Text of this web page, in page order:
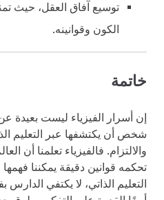
توسيع آفاق العقل، حيث
الكون وقوانينه.
خاتمة
إن أسرار الفيزياء ليست بعيدة
شخص أن يكتشفها عبر التعليم
والالتزام. فالفيزياء تعلمنا أن
تحكمه قوانين دقيقة يمكننا
التعليم الذاتي، لا يكتفي